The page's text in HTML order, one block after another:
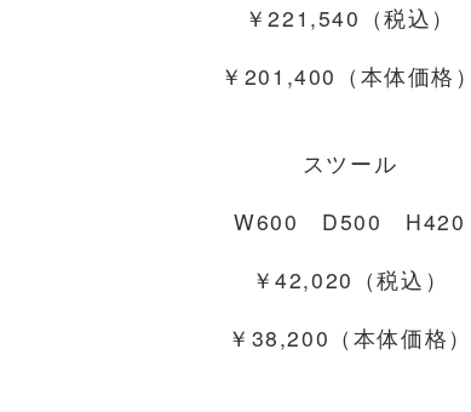
￥221,540（税込）
￥201,400（本体価格）
スツール
W600 D500 H420
￥42,020（税込）
￥38,200（本体価格）